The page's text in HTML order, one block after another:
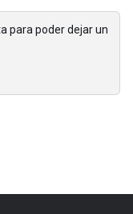
para poder dejar un